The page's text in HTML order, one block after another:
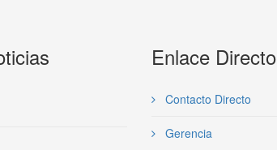
Enlace Directo
Contacto Directo
Gerencia